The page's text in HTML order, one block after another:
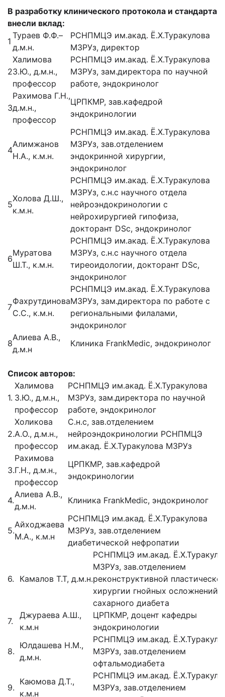
В разработку клинического протокола и стандарта
внесли вклад:
1
Тураев Ф.Ф.–
д.м.н.
РСНПМЦЭ им.акад. Ё.Х.Туракулова
МЗРУз, директор
2
Халимова
З.Ю., д.м.н.,
профессор
РСНПМЦЭ им.акад. Ё.Х.Туракулова
МЗРУз, зам.директора по научной
работе, эндокринолог
3
Рахимова Г.Н.,
д.м.н.,
профессор
ЦРПКМР, зав.кафедрой
эндокринологии
4
Алимжанов
Н.А., к.м.н.
РСНПМЦЭ им.акад. Ё.Х.Туракулова
МЗРУз, зав.отделением
эндокринной хирургии,
эндокринолог
5
Холова Д.Ш.,
к.м.н.
РСНПМЦЭ им.акад. Ё.Х.Туракулова
МЗРУз, с.н.с научного отдела
нейроэндокринологии с
нейрохирургией гипофиза,
докторант DSc, эндокринолог
6
Муратова
Ш.Т., к.м.н.
РСНПМЦЭ им.акад. Ё.Х.Туракулова
МЗРУз, с.н.с научного отдела
тиреоидологии, докторант DSc,
эндокринолог
7
Фахрутдинова
С.С., к.м.н.
РСНПМЦЭ им.акад. Ё.Х.Туракулова
МЗРУз, зам.директора по работе с
региональными филалами,
эндокринолог
8
Алиева А.В.,
д.м.н
Клиника FrankMedic, эндокринолог
Список авторов:
1.
Халимова
З.Ю., д.м.н.,
профессор
РСНПМЦЭ им.акад. Ё.Х.Туракулова
МЗРУз, зам.директора по научной
работе, эндокринолог
2.
Холикова
А.О., д.м.н.,
профессор
С.н.с, зав.отделением
нейроэндокринологии РСНПМЦЭ
им.акад. Ё.Х.Туракулова МЗРУз
3.
Рахимова
Г.Н., д.м.н.,
профессор
ЦРПКМР, зав.кафедрой
эндокринологии
4.
Алиева А.В.,
д.м.н.
Клиника FrankMedic, эндокринолог
5.
Айходжаева
М.А., к.м.н
РСНПМЦЭ им.акад. Ё.Х.Туракулова
МЗРУз, зав.отделением
диабетической нефропатии
6. Камалов Т.Т, д.м.н.
РСНПМЦЭ им.акад.
МЗРУз, зав.отделением
реконструктивной
хирургии гнойных осложнений
сахарного диабета
7.
Джураева А.Ш.,
к.м.н
ЦРПКМР, доцент кафедры
эндокринологии
8.
Юлдашева Н.М.,
д.м.н.
РСНПМЦЭ им.акад.
МЗРУз, зав.отделением
офтальмодиабета
9.
Каюмова Д.Т.,
к.м.н
РСНПМЦЭ им.акад.
МЗРУз, зав.отделением